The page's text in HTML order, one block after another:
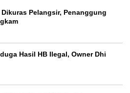
Pelangsir, Penanggung
Hasil HB Ilegal, Owner Dhi